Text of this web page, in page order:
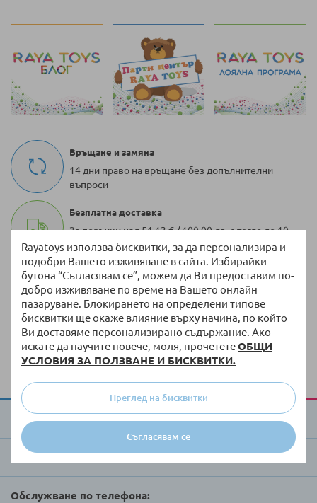
Rayatoys използва бисквитки, за да персонализира и
подобри Вашето изживяване в сайта. Избирайки
бутона “Съгласявам се”, можем да Ви предоставим по-
добро изживяване по време на Вашето онлайн
пазаруване. Блокирането на определени типове
бисквитки ще окаже влияние върху начина, по който
Ви доставяме персонализирано съдържание. Ако
искате да научите повече, моля, прочететеОБЩИ
УСЛОВИЯ ЗА ПОЛЗВАНЕ И БИСКВИТКИ.
Съгласявам се
Преглед на бисквитки
Връщане и замяна
14 дни право на връщане без допълнителни
въпроси
Безплатна доставка
За поръчки над 51,13 € / 100,00 лв. с тегло до 10
кг
100 000 + артикула
Разнообразие от оригинални продукти винаги
на склад
Бърза доставка
Доставка до 3 работни дни на налична стока
За Raya Toys
Обслужване по телефона: